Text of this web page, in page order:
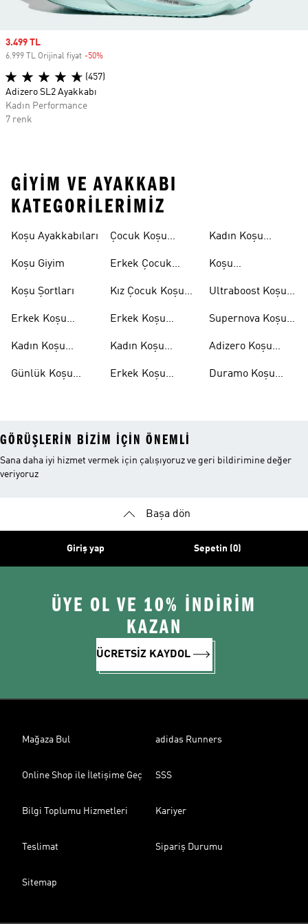
Sale price
3.499 TL
6.999 TL Orijinal fiyat -50%
(457)
Adizero SL2 Ayakkabı
Kadın Performance
7 renk
GIYIM VE AYAKKABI
KATEGORILERIMIZ
Koşu Ayakkabıları
Koşu Giyim
Koşu Şortları
Erkek Koşu
Kadın Koşu
Günlük Koşu
Çocuk Koşu
Erkek Çocuk
Kız Çocuk Koşu
Erkek Koşu
Kadın Koşu
Erkek Koşu
Kadın Koşu
Koşu
Ultraboost Koşu
Supernova Koşu
Adizero Koşu
Duramo Koşu
GÖRÜŞLERIN BIZIM IÇIN ÖNEMLI
Sana daha iyi hizmet vermek için çalışıyoruz ve geri bildirimine değer
veriyoruz
Başa dön
Giriş yap Sepetin (0)
ÜYE OL VE 10% İNDİRİM
KAZAN
ÜCRETSİZ KAYDOL
Mağaza Bul adidas Runners
Online Shop ile İletişime Geç SSS
Bilgi Toplumu Hizmetleri Kariyer
Teslimat Sipariş Durumu
Sitemap